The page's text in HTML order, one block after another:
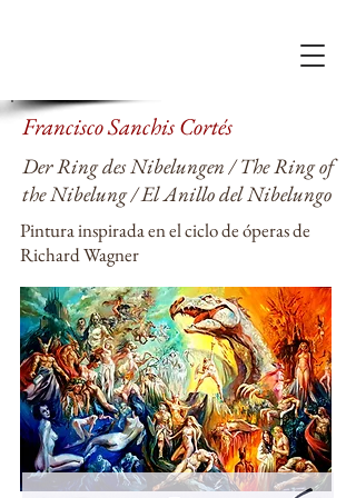
Francisco Sanchis Cortés
Der Ring des Nibelungen / The Ring of
the Nibelung / El Anillo del Nibelungo
Pintura inspirada en el ciclo de óperas de
Richard Wagner